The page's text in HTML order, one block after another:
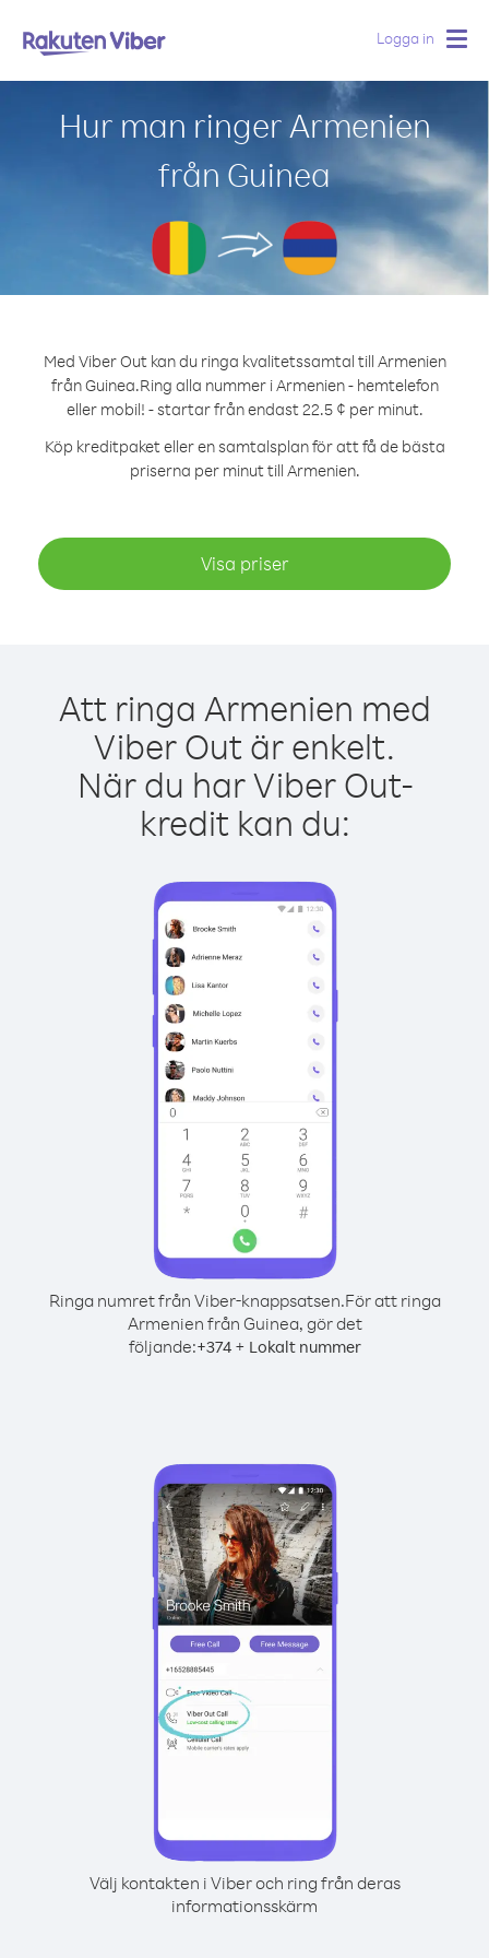
Logga in
Hur man ringer Armenien
från Guinea
Med Viber Out kan du ringa kvalitetssamtal till Armenien
från Guinea.Ring alla nummer i Armenien - hemtelefon
eller mobil! - startar från endast 22.5 ¢ per minut.
Köp kreditpaket eller en samtalsplan för att få de bästa
priserna per minut till Armenien.
Visa priser
Att ringa Armenien med
Viber Out är enkelt.
När du har Viber Out-
kredit kan du:
Ringa numret från Viber-knappsatsen.För att ringa
Armenien från Guinea, gör det
följande:+374+ Lokalt nummer
Välj kontakten i Viber och ring från deras
informationsskärm